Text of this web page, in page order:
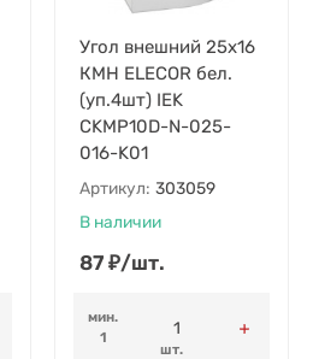
Угол внешний 25х16
КМН ELECOR бел.
(уп.4шт) IEK
CKMP10D-N-025-
016-K01
Артикул: 303059
В наличии
87 ₽/шт.
мин.
1
шт.